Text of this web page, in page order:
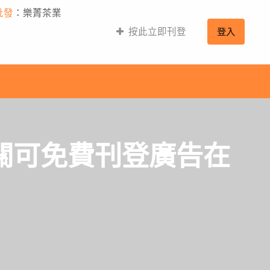
發 ：樂菁茶業
按此立即刊登
登入
可免費刊登廣告在